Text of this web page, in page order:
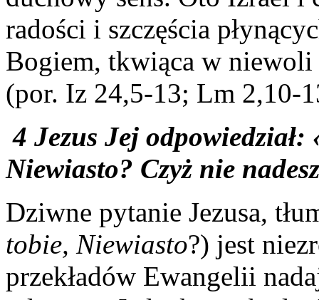
radości i szczęścia
Bogiem, tkwiąca w
(por. Iz 24,5-13; Lm 2,10-
4 Jezus Jej odpowiedział:
Niewiasto? Czyż nie
Dziwne pytanie Jezusa,
tobie, Niewiasto?) jest
przekładów Ewangelii